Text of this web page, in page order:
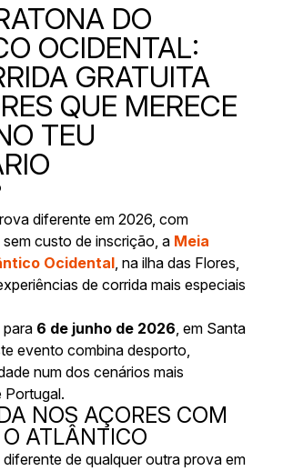
DO
OCIDENTAL:
GRATUITA
QUE MERECE
TEU
diferente em 2026, com
custo de inscrição, a Meia
Ocidental, na ilha das Flores,
de corrida mais especiais
para 6 de junho de 2026, em Santa
evento combina desporto,
num dos cenários mais
Portugal.
NOS AÇORES COM
ATLÂNTICO
de qualquer outra prova em